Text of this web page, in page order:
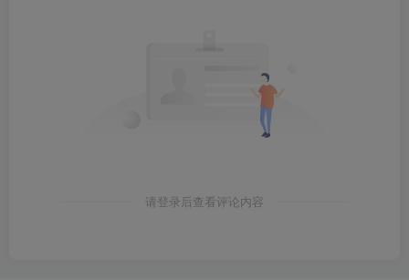
请登录后查看评论内容